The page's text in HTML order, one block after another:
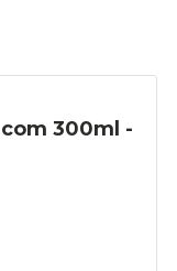
300ml -